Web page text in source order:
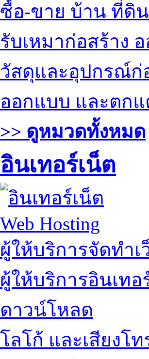
ซื้อ-ขาย บ้าน ที่ดิน
รับเหมาก่อสร้าง
วัสดุและอุปกรณ์ก่
ออกแบบ และตก
>> ดูหมวดทั้งหมด
อินเทอร์เน็ต
Web Hosting
ผู้ให้บริการจัดทำเ
ผู้ให้บริการอินเทอ
ดาวน์โหลด
โลโก้ และเสียงโ